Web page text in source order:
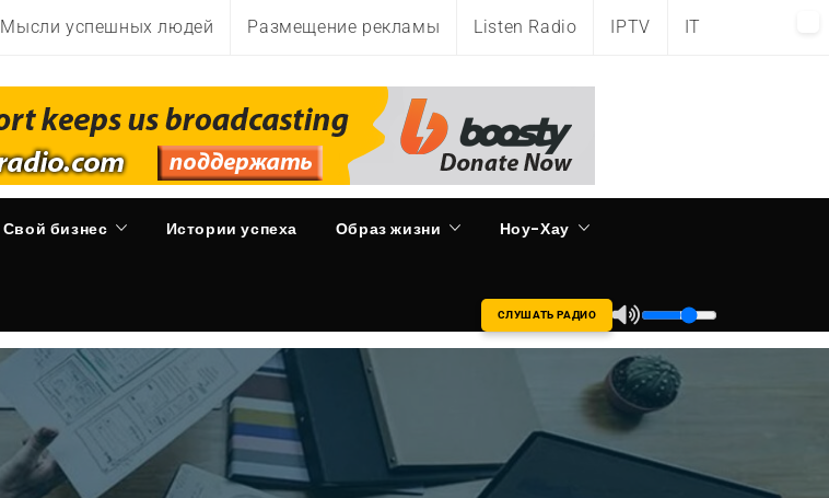
Мысли успешных людей Размещение рекламы Listen Radio IPTV IT
Свой бизнес Истории успеха Образ жизни Ноу-Хау
СЛУШАТЬ РАДИО